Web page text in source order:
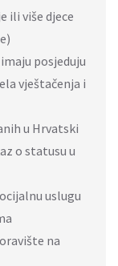
ili više djece
posjeduju
vještačenja i
u Hrvatski
o statusu u
uslugu
na